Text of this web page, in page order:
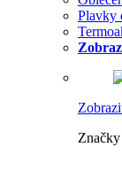
Plavky
Značky